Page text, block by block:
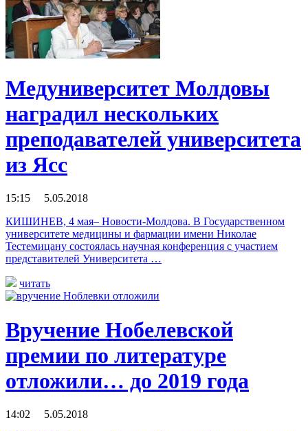
Медуниверситет Молдовы
наградил нескольких
преподавателей университета
из Ясс
15:15 5.05.2018
КИШИНЕВ, 4 мая– Новости-Молдова. В Государственном
университете медицины и фармации имени Николае
Тестемицану состоялась научная конференция с участием
представителей Университета …
читать
Вручение Нобелевской
премии по литературе
отложили… до 2019 года
14:02 5.05.2018